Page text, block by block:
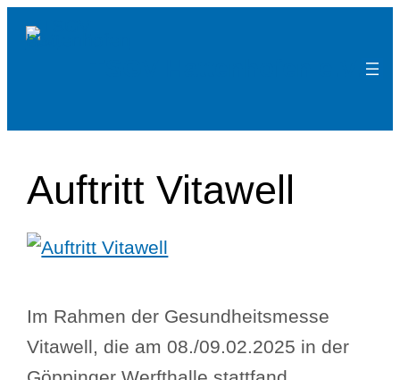
Zum
Auftritt Vitawell
Im Rahmen der Gesundheitsmesse
Vitawell, die am 08./09.02.2025 in der